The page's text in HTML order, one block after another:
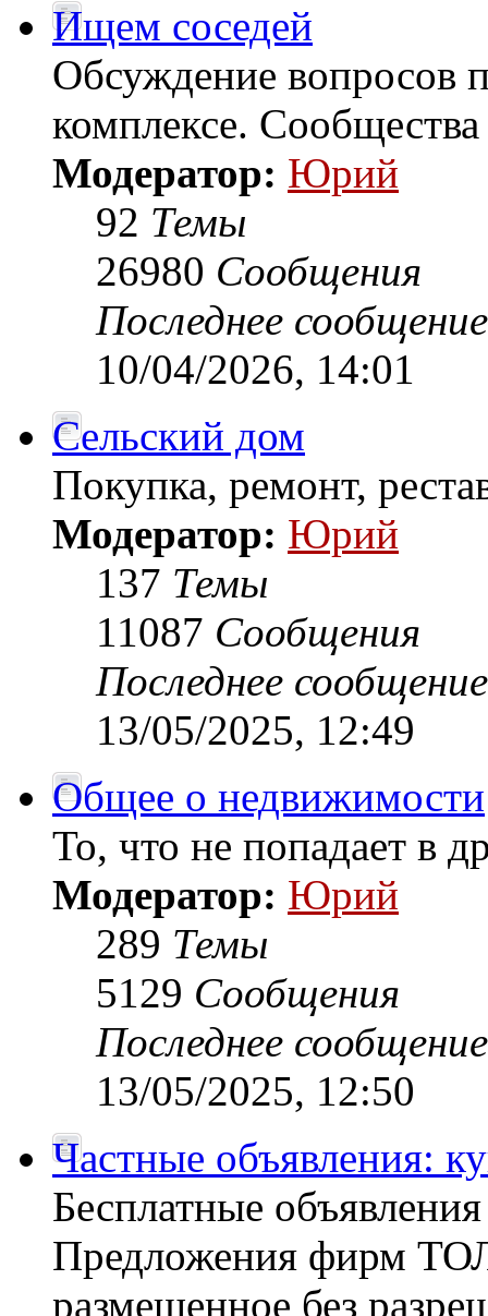
Ищем соседей
Обсуждение
комплексе.
Модератор: Юрий
92 Темы
26980 Сообщения
Последнее сообщение
10/04/2026, 14:01
Сельский дом
Покупка, ремонт,
Модератор: Юрий
137 Темы
11087 Сообщения
Последнее сообщение
13/05/2025, 12:49
Общее о недвижимости
То, что не попадает в
Модератор: Юрий
289 Темы
5129 Сообщения
Последнее сообщение
13/05/2025, 12:50
Частные объявления:
Бесплатные
Предложения фирм
размещенное без